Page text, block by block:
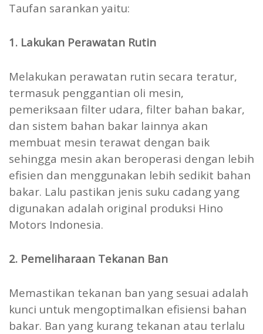
Taufan sarankan yaitu:
1. Lakukan Perawatan Rutin
Melakukan perawatan rutin secara teratur,
termasuk penggantian oli mesin,
pemeriksaan filter udara, filter bahan bakar,
dan sistem bahan bakar lainnya akan
membuat mesin terawat dengan baik
sehingga mesin akan beroperasi dengan lebih
efisien dan menggunakan lebih sedikit bahan
bakar. Lalu pastikan jenis suku cadang yang
digunakan adalah original produksi Hino
Motors Indonesia.
2. Pemeliharaan Tekanan Ban
Memastikan tekanan ban yang sesuai adalah
kunci untuk mengoptimalkan efisiensi bahan
bakar. Ban yang kurang tekanan atau terlalu